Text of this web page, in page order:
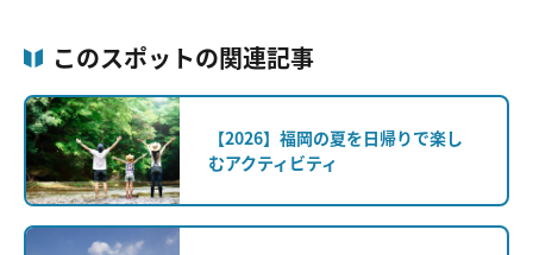
このスポットの関連記事
【2026】福岡の夏を日帰りで楽し
むアクティビティ